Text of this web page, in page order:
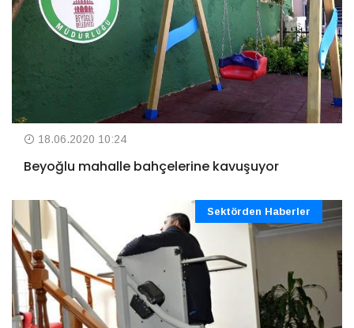
18.06.2020 10:24
Beyoğlu mahalle bahçelerine kavuşuyor
Sektörden Haberler